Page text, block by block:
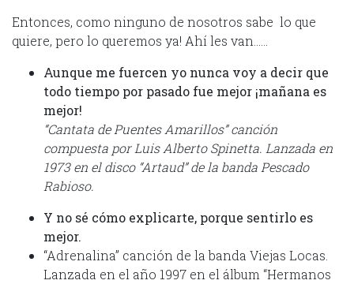
Entonces, como ninguno de nosotros sabe lo que
quiere, pero lo queremos ya! Ahí les van……
Aunque me fuercen yo nunca voy a decir que
todo tiempo por pasado fue mejor ¡mañana es
mejor!
“Cantata de Puentes Amarillos” canción
compuesta por Luis Alberto Spinetta. Lanzada en
1973 en el disco “Artaud” de la banda Pescado
Rabioso.
Y no sé cómo explicarte, porque sentirlo es
mejor.
“Adrenalina” canción de la banda Viejas Locas.
Lanzada en el año 1997 en el álbum “Hermanos